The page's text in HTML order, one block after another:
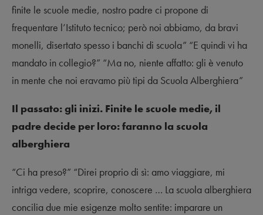
finite le scuole medie, nostro padre ci propone di
frequentare l’Istituto tecnico; però noi abbiamo, da bravi
monelli, disertato spesso i banchi di scuola” “E quindi vi ha
mandato in collegio?” “Ma no, niente affatto: gli è venuto
in mente che noi eravamo più tipi da Scuola Alberghiera”
Il passato: gli inizi. Finite le scuole medie, il
padre decide per loro: faranno la scuola
alberghiera
“Ci ha preso?” “Direi proprio di sì: amo viaggiare, mi
intriga vedere, scoprire, conoscere … La scuola alberghiera
concilia due mie esigenze molto sentite: imparare un